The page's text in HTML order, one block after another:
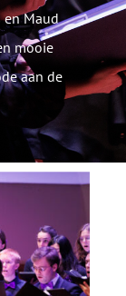
en Maud
mooie
aan de